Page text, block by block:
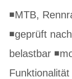
◾MTB,
◾geprüft
belastbar
Funktionalität